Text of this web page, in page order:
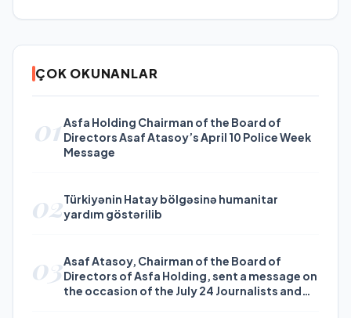
ÇOK OKUNANLAR
01Asfa Holding Chairman of the Board of
Directors Asaf Atasoy’s April 10 Police Week
Message
02Türkiyənin Hatay bölgəsinə humanitar
yardım göstərilib
03Asaf Atasoy, Chairman of the Board of
Directors of Asfa Holding, sent a message on
the occasion of the July 24 Journalists and